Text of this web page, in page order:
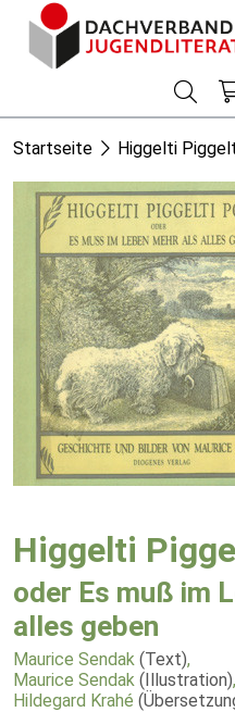
Startseite Higgelti
Higgelti
oder Es muß im
alles geben
Maurice Sendak (Text),
Maurice Sendak (Illustration),
Hildegard Krahé